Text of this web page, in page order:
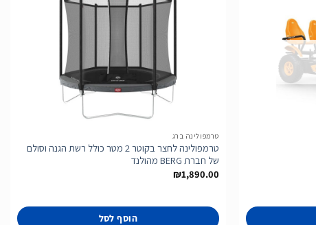
טרמפולינה ברג
טרמפולינה לחצר בקוטר 2 מטר כולל רשת הגנה וסולם
של חברת BERG מהולנד
₪1,890.00
הוסף לסל